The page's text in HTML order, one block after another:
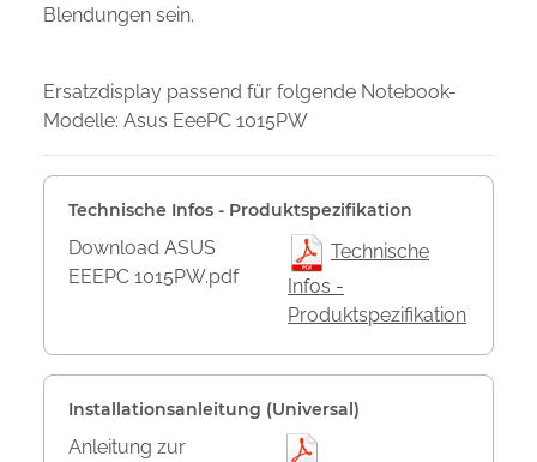
Blendungen sein.
Ersatzdisplay passend für folgende Notebook-
Modelle: Asus EeePC 1015PW
Technische Infos - Produktspezifikation
Download ASUS
EEEPC 1015PW.pdf
Technische
Infos -
Produktspezifikation
Installationsanleitung (Universal)
Anleitung zur